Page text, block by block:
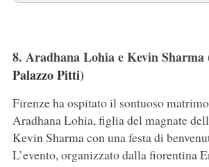
8. Aradhana Lohia e Kevin Sharma
Palazzo Pitti)
Firenze ha ospitato il sontuoso
Aradhana Lohia, figlia del magnate
Kevin Sharma con una festa di
L’evento, organizzato dalla fiorentina